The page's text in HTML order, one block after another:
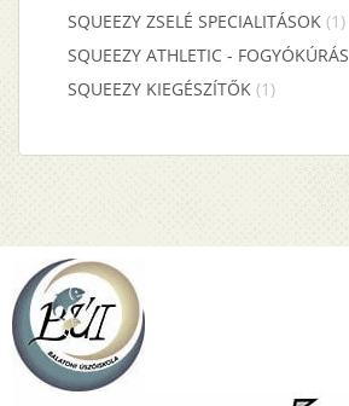
SQUEEZY ZSELÉ SPECIALITÁSOK (1)
SQUEEZY ATHLETIC - FOGYÓKÚRÁS
SQUEEZY KIEGÉSZÍTŐK (1)